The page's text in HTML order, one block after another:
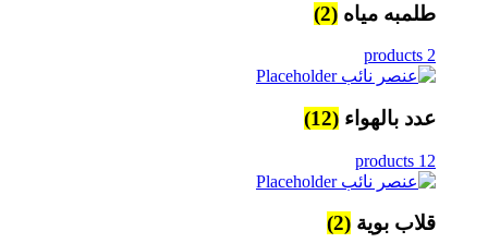
طلمبه مياه (2)
2 products
عدد بالهواء (12)
12 products
قلاب بوية (2)